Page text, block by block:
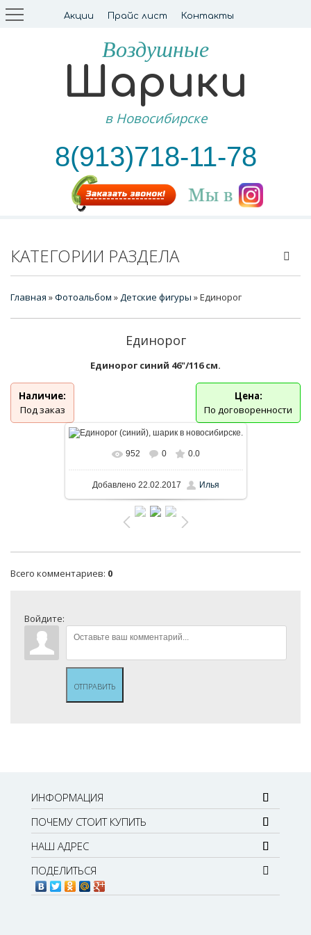
Акции Прайс лист Контакты
Воздушные
Шарики
в Новосибирске
8(913)718-11-78
КАТЕГОРИИ РАЗДЕЛА
Главная »Фотоальбом »Детские фигуры » Единорог
Единорог
Единорог синий 46"/116 см.
Наличие:
Под заказ
Цена:
По договоренности
952 0 0.0
Добавлено22.02.2017 Илья
Всего комментариев: 0
Войдите:
ОТПРАВИТЬ
ИНФОРМАЦИЯ
ПОЧЕМУ СТОИТ КУПИТЬ
НАШ АДРЕС
ПОДЕЛИТЬСЯ